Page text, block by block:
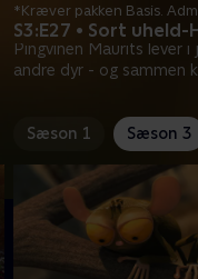
S3:E27 • Sort
Pingvinen Maurits lever
andre dyr - og sammen
*Kræver pakken Basis.
Sæson 1 Sæson 3